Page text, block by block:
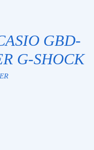
GBD-
G-SHOCK